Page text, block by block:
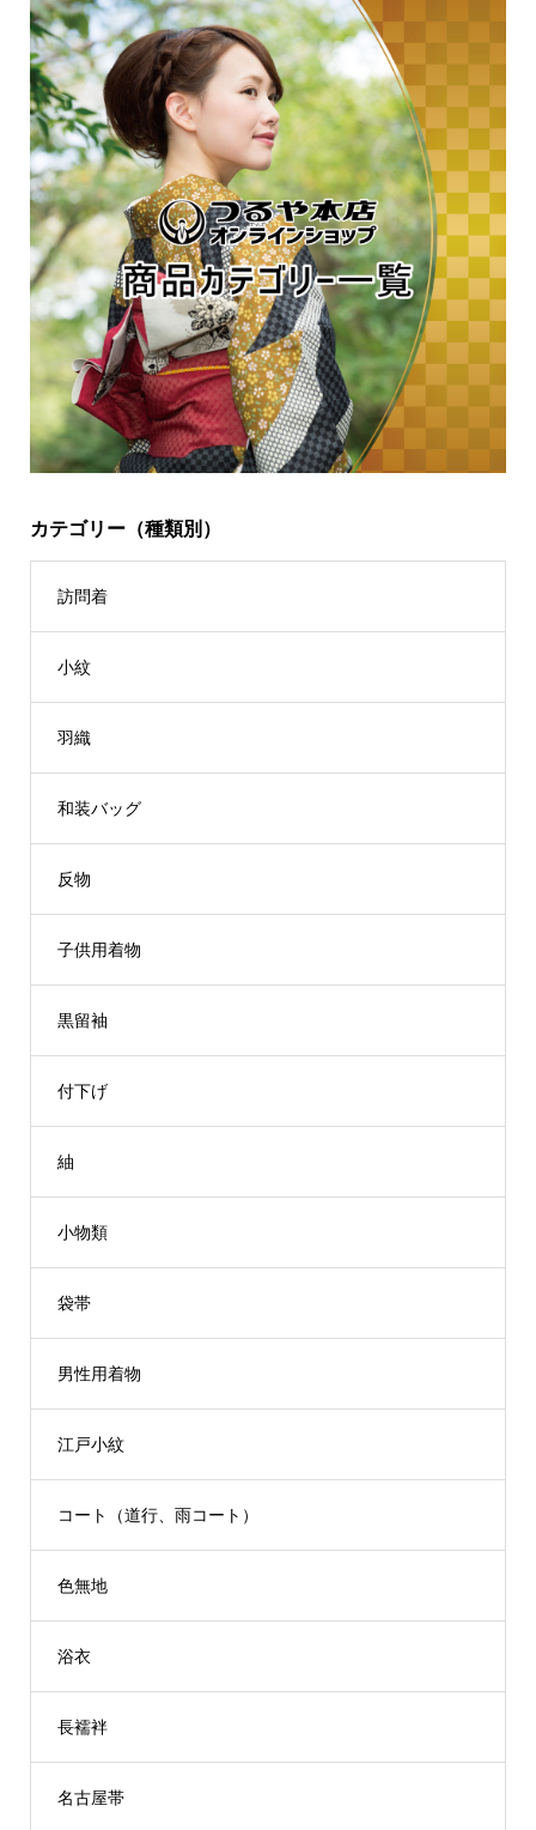
カテゴリー（種類別）
訪問着
小紋
羽織
和装バッグ
反物
子供用着物
黒留袖
付下げ
紬
小物類
袋帯
男性用着物
江戸小紋
コート（道行、雨コート）
色無地
浴衣
長襦袢
名古屋帯